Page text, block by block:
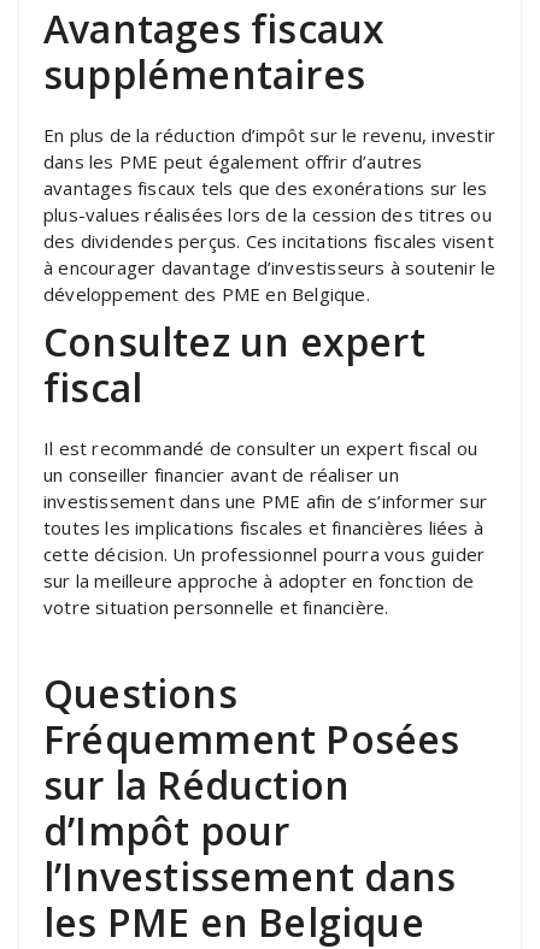
Avantages fiscaux
supplémentaires
En plus de la réduction d’impôt sur le revenu, investir
dans les PME peut également offrir d’autres
avantages fiscaux tels que des exonérations sur les
plus-values réalisées lors de la cession des titres ou
des dividendes perçus. Ces incitations fiscales visent
à encourager davantage d’investisseurs à soutenir le
développement des PME en Belgique.
Consultez un expert
fiscal
Il est recommandé de consulter un expert fiscal ou
un conseiller financier avant de réaliser un
investissement dans une PME afin de s’informer sur
toutes les implications fiscales et financières liées à
cette décision. Un professionnel pourra vous guider
sur la meilleure approche à adopter en fonction de
votre situation personnelle et financière.
Questions
Fréquemment Posées
sur la Réduction
d’Impôt pour
l’Investissement dans
les PME en Belgique